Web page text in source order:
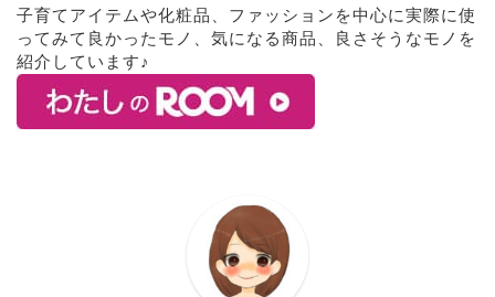
子育てアイテムや化粧品、ファッションを中心に実際に使
ってみて良かったモノ、気になる商品、良さそうなモノを
紹介しています♪